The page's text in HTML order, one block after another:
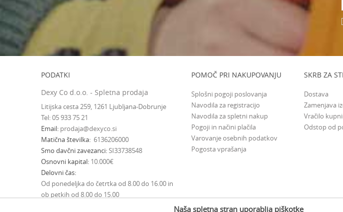
PODATKI
Dexy Co d.o.o. - Spletna prodaja
Litijska cesta 259, 1261 Ljubljana-Dobrunje
Tel: 05 933 75 21
Email prodaja@dexyco.si
Matična številka 6136206000
Smo davčni zavezanci SI33738548
Osnovni kapital 10.000€
Delovni čas
Od ponedeljka do četrtka od 8.00 do 16.00 in
ob petkih od 8.00 do 15.00
POMOČ PRI NAKUPOVANJU
Splošni pogoji poslovanja
Navodila za registracijo
Navodila za spletni nakup
Pogoji in načini plačila
Varovanje osebnih podatkov
Pogosta vprašanja
SKRB ZA
Dostava
Zamenjava
Vračilo
Odstop od
Naša spletna stran uporablja piškotke